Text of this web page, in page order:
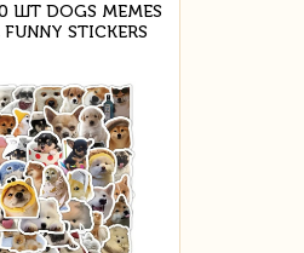
DOGS MEMES
STICKERS